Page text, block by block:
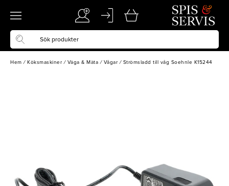
Hem / Köksmaskiner / Väga & Mäta / Vågar / Strömsladd till våg Soehnle K15244